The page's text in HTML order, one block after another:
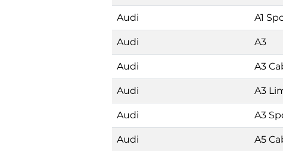
Audi A1
Audi A3
Audi A3
Audi A3
Audi A3
Audi A5